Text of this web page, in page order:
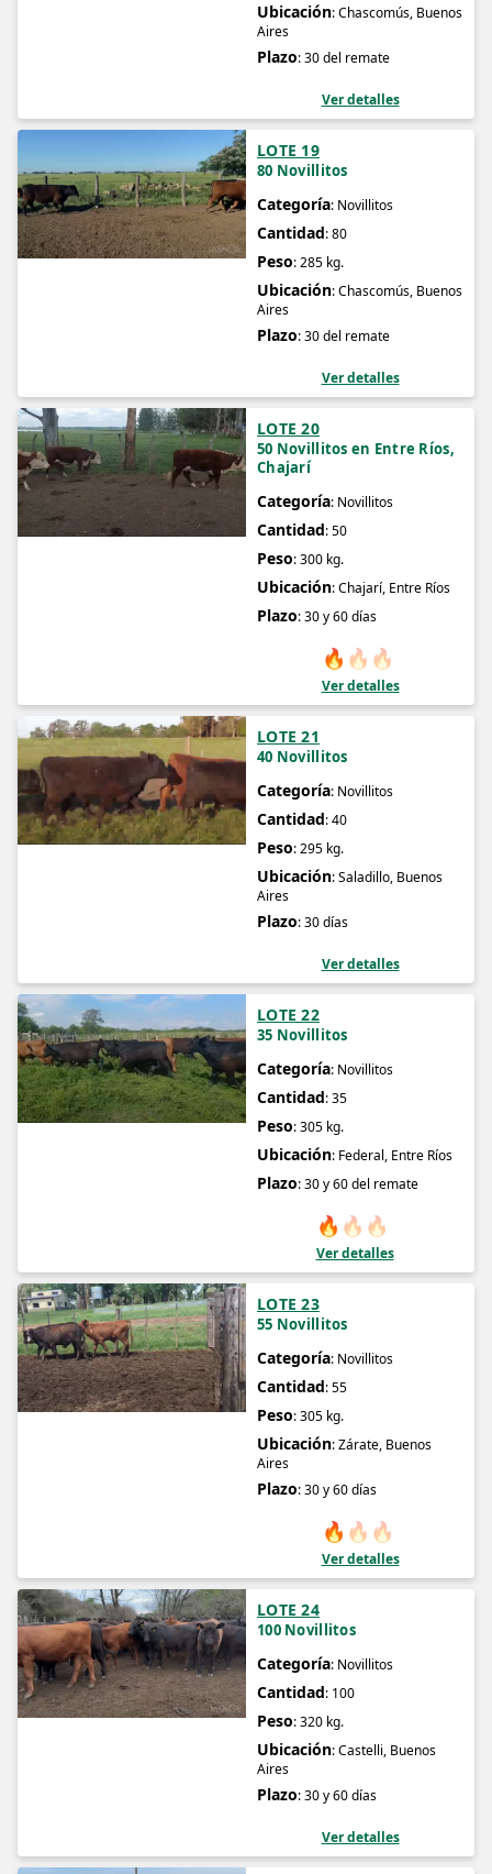
Ubicación: Chascomús, Buenos
Aires
Plazo: 30 del remate
Ver detalles
LOTE 19
80 Novillitos
Categoría: Novillitos
Cantidad: 80
Peso: 285 kg.
Ubicación: Chascomús, Buenos
Aires
Plazo: 30 del remate
Ver detalles
LOTE 20
50 Novillitos en Entre Ríos,
Chajarí
Categoría: Novillitos
Cantidad: 50
Peso: 300 kg.
Ubicación: Chajarí, Entre Ríos
Plazo: 30 y 60 días
🔥 🔥 🔥
Ver detalles
LOTE 21
40 Novillitos
Categoría: Novillitos
Cantidad: 40
Peso: 295 kg.
Ubicación: Saladillo, Buenos
Aires
Plazo: 30 días
Ver detalles
LOTE 22
35 Novillitos
Categoría: Novillitos
Cantidad: 35
Peso: 305 kg.
Ubicación: Federal, Entre Ríos
Plazo: 30 y 60 del remate
🔥 🔥 🔥
Ver detalles
LOTE 23
55 Novillitos
Categoría: Novillitos
Cantidad: 55
Peso: 305 kg.
Ubicación: Zárate, Buenos
Aires
Plazo: 30 y 60 días
🔥 🔥 🔥
Ver detalles
LOTE 24
100 Novillitos
Categoría: Novillitos
Cantidad: 100
Peso: 320 kg.
Ubicación: Castelli, Buenos
Aires
Plazo: 30 y 60 días
Ver detalles